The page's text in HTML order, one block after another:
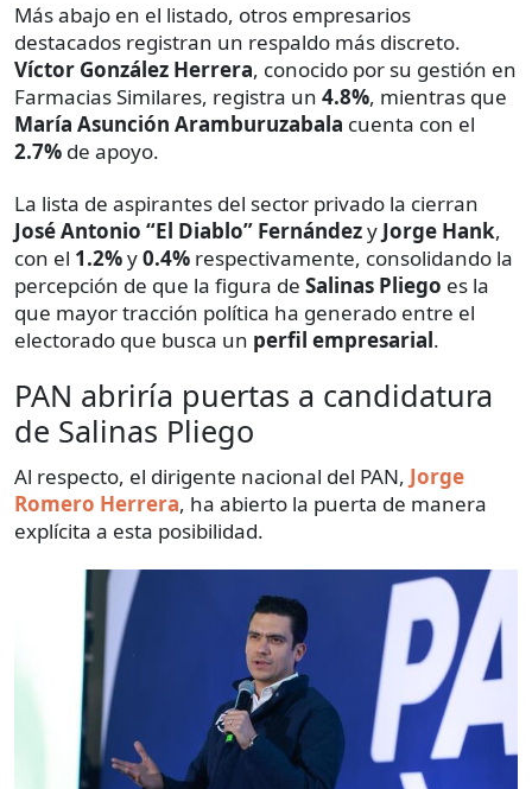
Más abajo en el listado, otros empresarios
destacados registran un respaldo más discreto.
Víctor González Herrera, conocido por su gestión en
Farmacias Similares, registra un 4.8%, mientras que
María Asunción Aramburuzabala cuenta con el
2.7% de apoyo.
La lista de aspirantes del sector privado la cierran
José Antonio “El Diablo” Fernándezy Jorge Hank,
con el 1.2%y0.4% respectivamente, consolidando la
percepción de que la figura de Salinas Pliego es la
que mayor tracción política ha generado entre el
electorado que busca un perfil empresarial.
PAN abriría puertas a candidatura
de Salinas Pliego
Al respecto, el dirigente nacional del PAN, Jorge
Romero Herrera, ha abierto la puerta de manera
explícita a esta posibilidad.